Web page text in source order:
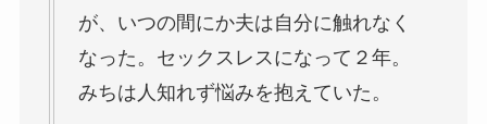
が、いつの間にか夫は自分に触れなく
なった。セックスレスになって２年。
みちは人知れず悩みを抱えていた。